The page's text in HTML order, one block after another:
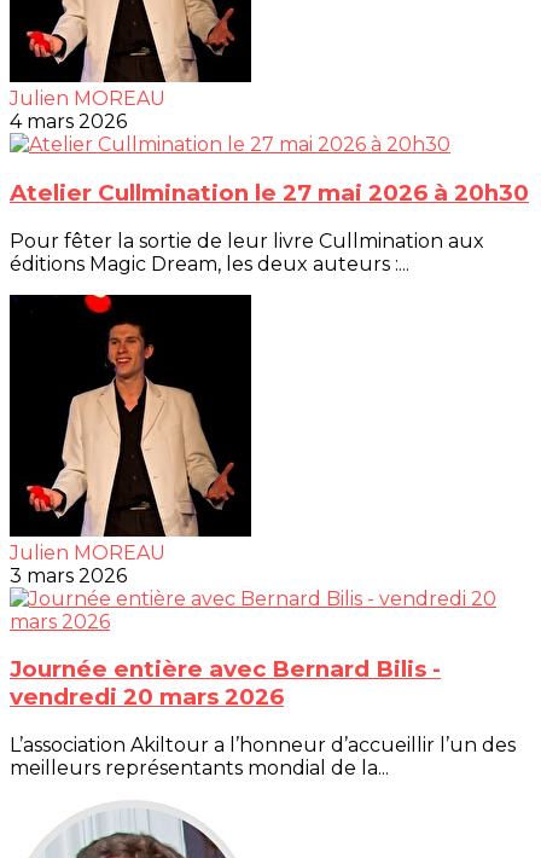
Julien MOREAU
4 mars 2026
Atelier Cullmination le 27 mai 2026 à 20h30
Pour fêter la sortie de leur livre Cullmination aux
éditions Magic Dream, les deux auteurs :...
Julien MOREAU
3 mars 2026
Journée entière avec Bernard Bilis -
vendredi 20 mars 2026
L’association Akiltour a l’honneur d’accueillir l’un des
meilleurs représentants mondial de la...